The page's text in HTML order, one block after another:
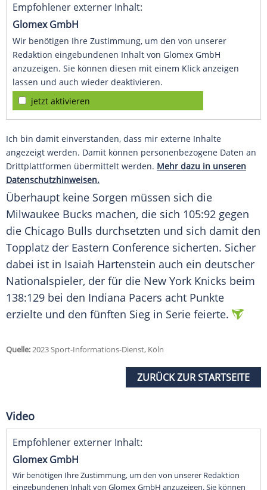
Empfohlener externer Inhalt:
Glomex GmbH
Wir benötigen Ihre Zustimmung, um den von unserer
Redaktion eingebundenen Inhalt von Glomex GmbH
anzuzeigen. Sie können diesen mit einem Klick anzeigen
lassen und auch wieder deaktivieren.
jetzt aktivieren
Ich bin damit einverstanden, dass mir externe Inhalte
angezeigt werden. Damit können personenbezogene Daten an
Drittplattformen übermittelt werden. Mehr dazu in unseren
Datenschutzhinweisen.
Überhaupt keine Sorgen müssen sich die
Milwaukee Bucks machen, die sich 105:92 gegen
die Chicago Bulls durchsetzten und sich damit den
Topplatz der Eastern Conference sicherten. Sicher
dabei ist in Isaiah Hartenstein auch ein deutscher
Nationalspieler, der für die New York Knicks beim
138:129 bei den Indiana Pacers acht Punkte
erzielte und den fünften Sieg in Serie feierte.
Quelle:2023 Sport-Informations-Dienst, Köln
ZURÜCK ZUR STARTSEITE
Video
Empfohlener externer Inhalt:
Glomex GmbH
Wir benötigen Ihre Zustimmung, um den von unserer Redaktion
eingebundenen Inhalt von Glomex GmbH anzuzeigen. Sie können